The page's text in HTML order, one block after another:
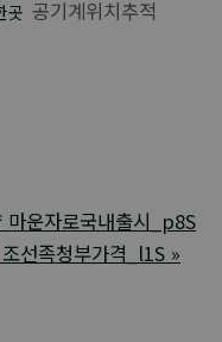
곳 공기계위치추적
운자로국내출시_p8S
선족청부가격_l1S »